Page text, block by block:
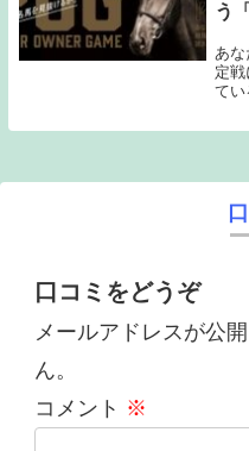
う
あな
定
てい
10
口コミをどうぞ
メールアドレスが公
ん。
コメント ※